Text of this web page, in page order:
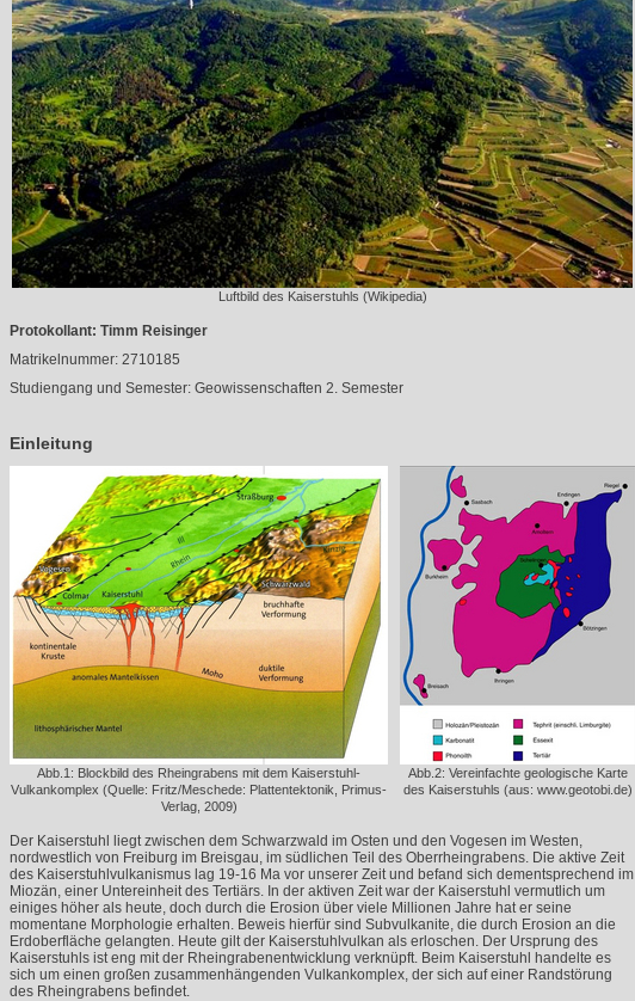
Luftbild des Kaiserstuhls (Wikipedia)
Protokollant: Timm Reisinger
Matrikelnummer: 2710185
Studiengang und Semester: Geowissenschaften 2. Semester
Einleitung
Abb.1: Blockbild des Rheingrabens mit dem Kaiserstuhl-
Vulkankomplex (Quelle: Fritz/Meschede: Plattentektonik, Primus-
Verlag, 2009)
Abb.2: Vereinfachte geologische Karte
des Kaiserstuhls (aus: www.geotobi.de)
Der Kaiserstuhl liegt zwischen dem Schwarzwald im Osten und den Vogesen im Westen,
nordwestlich von Freiburg im Breisgau, im südlichen Teil des Oberrheingrabens. Die aktive Zeit
des Kaiserstuhlvulkanismus lag 19-16 Ma vor unserer Zeit und befand sich dementsprechend im
Miozän, einer Untereinheit des Tertiärs. In der aktiven Zeit war der Kaiserstuhl vermutlich um
einiges höher als heute, doch durch die Erosion über viele Millionen Jahre hat er seine
momentane Morphologie erhalten. Beweis hierfür sind Subvulkanite, die durch Erosion an die
Erdoberfläche gelangten. Heute gilt der Kaiserstuhlvulkan als erloschen. Der Ursprung des
Kaiserstuhls ist eng mit der Rheingrabenentwicklung verknüpft. Beim Kaiserstuhl handelte es
sich um einen großen zusammenhängenden Vulkankomplex, der sich auf einer Randstörung
des Rheingrabens befindet.